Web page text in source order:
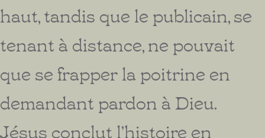
haut, tandis que le publicain, se
tenant à distance, ne pouvait
que se frapper la poitrine en
demandant pardon à Dieu.
Jésus conclut l’histoire en